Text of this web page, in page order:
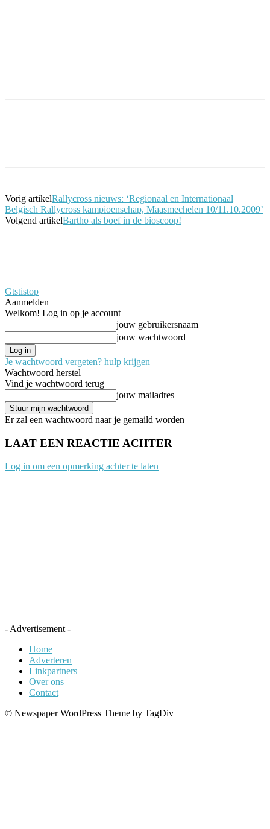
Vorig artikelRallycross nieuws: ‘Regionaal en Internationaal
Belgisch Rallycross kampioenschap, Maasmechelen 10/11.10.2009’
Volgend artikelBartho als boef in de bioscoop!
Gtstistop
Aanmelden
Welkom! Log in op je account
jouw gebruikersnaam
jouw wachtwoord
Je wachtwoord vergeten? hulp krijgen
Wachtwoord herstel
Vind je wachtwoord terug
jouw mailadres
Er zal een wachtwoord naar je gemaild worden
LAAT EEN REACTIE ACHTER
Log in om een opmerking achter te laten
- Advertisement -
Home
Adverteren
Linkpartners
Over ons
Contact
© Newspaper WordPress Theme by TagDiv